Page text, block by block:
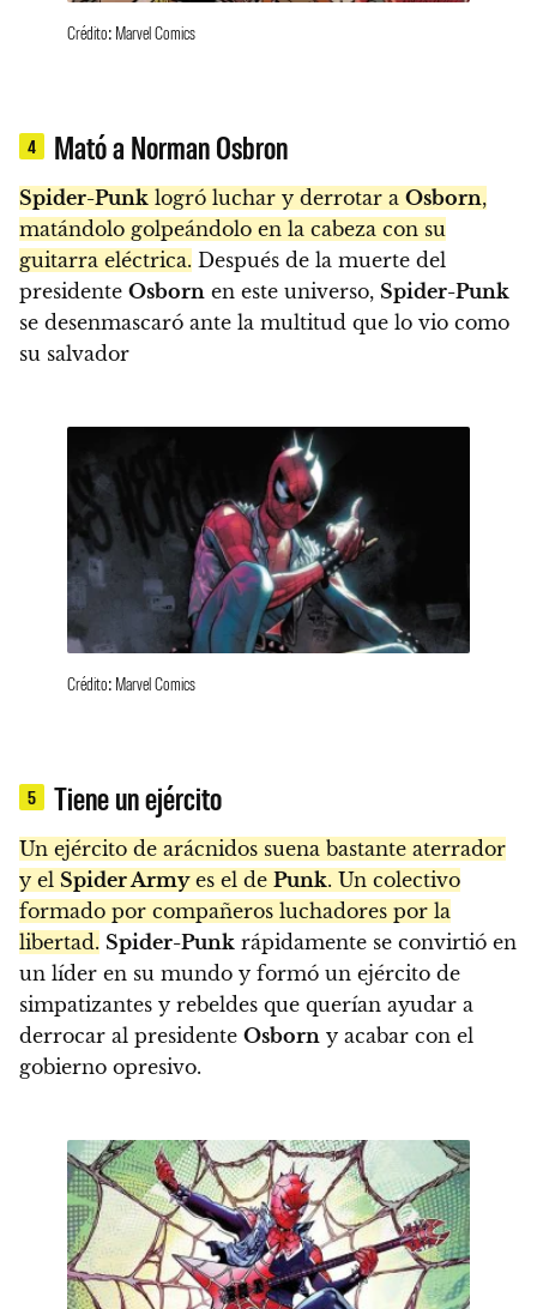
Crédito: Marvel Comics
4 Mató a Norman Osbron
Spider-Punk logró luchar y derrotar a Osborn,
matándolo golpeándolo en la cabeza con su
guitarra eléctrica. Después de la muerte del
presidente Osborn en este universo, Spider-Punk
se desenmascaró ante la multitud que lo vio como
su salvador
Crédito: Marvel Comics
5 Tiene un ejército
Un ejército de arácnidos suena bastante aterrador
y el Spider Armyes el de Punk. Un colectivo
formado por compañeros luchadores por la
libertad. Spider-Punk rápidamente se convirtió en
un líder en su mundo y formó un ejército de
simpatizantes y rebeldes que querían ayudar a
derrocar al presidente Osborn y acabar con el
gobierno opresivo.